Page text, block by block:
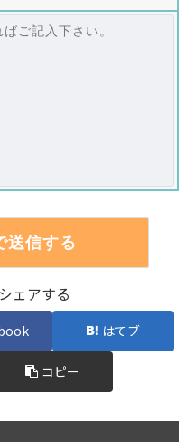
ェアする
はてブ
コピー